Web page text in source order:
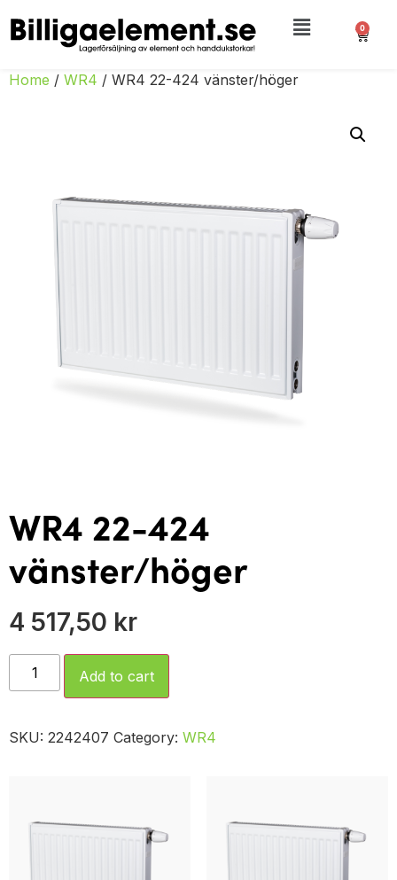
0
Home / WR4 / WR4 22-424 vänster/höger
WR4 22-424
vänster/höger
4 517,50 kr
Add to cart
SKU: 2242407 Category: WR4